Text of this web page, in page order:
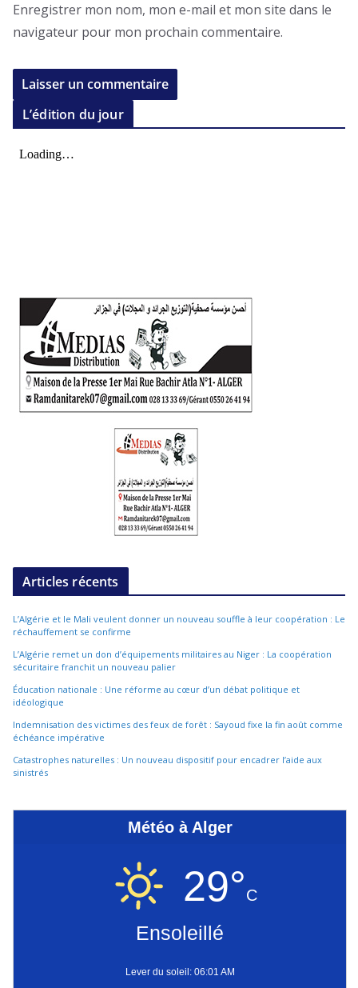
Enregistrer mon nom, mon e-mail et mon site dans le
navigateur pour mon prochain commentaire.
L’édition du jour
Articles récents
L’Algérie et le Mali veulent donner un nouveau souffle à leur coopération : Le
réchauffement se confirme
L’Algérie remet un don d’équipements militaires au Niger : La coopération
sécuritaire franchit un nouveau palier
Éducation nationale : Une réforme au cœur d’un débat politique et
idéologique
Indemnisation des victimes des feux de forêt : Sayoud fixe la fin août comme
échéance impérative
Catastrophes naturelles : Un nouveau dispositif pour encadrer l’aide aux
sinistrés
Météo à Alger
29°C
Ensoleillé
Lever du soleil: 06:01 AM